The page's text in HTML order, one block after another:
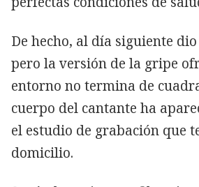
De hecho, al día siguiente
pero la versión de la gripe
entorno no termina de
cuerpo del cantante ha
el estudio de grabación que
domicilio.